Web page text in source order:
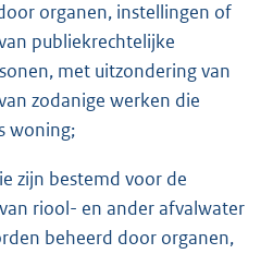
organen, instellingen of
publiekrechtelijke
met uitzondering van
zodanige werken die
woning;
zijn bestemd voor de
riool- en ander afvalwater
beheerd door organen,